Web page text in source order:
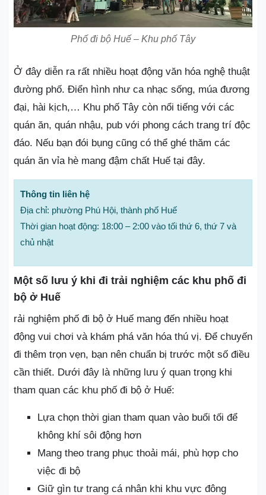
Phố đi bộ Huế – Khu phố Tây
Ở đây diễn ra rất nhiều hoạt động văn hóa nghệ thuật
đường phố. Điển hình như ca nhạc sống, múa đương
đại, hài kịch,… Khu phố Tây còn nổi tiếng với các
quán ăn, quán nhậu, pub với phong cách trang trí độc
đáo. Nếu bạn đói bụng cũng có thể ghé thăm các
quán ăn vỉa hè mang đậm chất Huế tại đây.
Thông tin liên hệ
Địa chỉ: phường Phú Hội, thành phố Huế
Thời gian hoạt động: 18:00 – 2:00 vào tối thứ 6, thứ 7 và
chủ nhật
Một số lưu ý khi đi trải nghiệm các khu phố đi
bộ ở Huế
rải nghiệm phố đi bộ ở Huế mang đến nhiều hoạt
động vui chơi và khám phá văn hóa thú vị. Để chuyến
đi thêm trọn vẹn, bạn nên chuẩn bị trước một số điều
cần thiết. Dưới đây là những lưu ý quan trọng khi
tham quan các khu phố đi bộ ở Huế:
Lựa chọn thời gian tham quan vào buổi tối để
không khí sôi động hơn
Mang theo trang phục thoải mái, phù hợp cho
việc đi bộ
Giữ gìn tư trang cá nhân khi khu vực đông